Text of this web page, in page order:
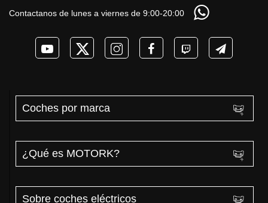
Contactanos de lunes a viernes de 9:00-20:00
Coches por marca
¿Qué es MOTORK?
Sobre coches eléctricos